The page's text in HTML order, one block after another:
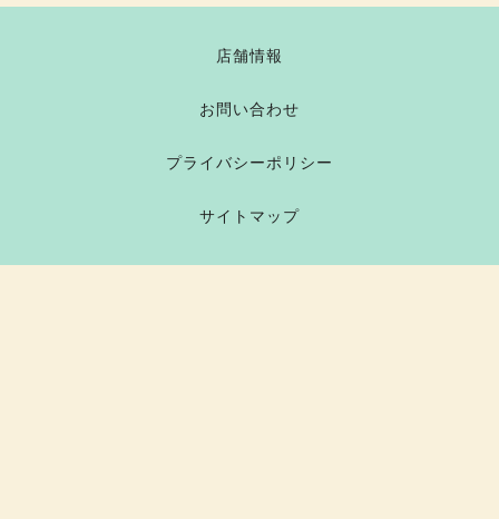
店舗情報
お問い合わせ
プライバシーポリシー
サイトマップ